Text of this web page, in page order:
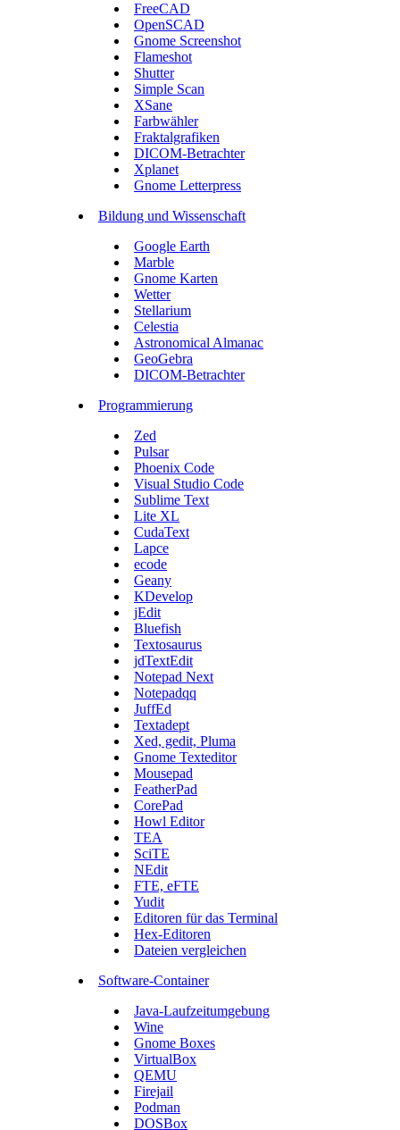
FreeCAD
OpenSCAD
Gnome Screenshot
Flameshot
Shutter
Simple Scan
XSane
Farbwähler
Fraktalgrafiken
DICOM-Betrachter
Xplanet
Gnome Letterpress
Bildung und Wissenschaft
Google Earth
Marble
Gnome Karten
Wetter
Stellarium
Celestia
Astronomical Almanac
GeoGebra
DICOM-Betrachter
Programmierung
Zed
Pulsar
Phoenix Code
Visual Studio Code
Sublime Text
Lite XL
CudaText
Lapce
ecode
Geany
KDevelop
jEdit
Bluefish
Textosaurus
jdTextEdit
Notepad Next
Notepadqq
JuffEd
Textadept
Xed, gedit, Pluma
Gnome Texteditor
Mousepad
FeatherPad
CorePad
Howl Editor
TEA
SciTE
NEdit
FTE, eFTE
Yudit
Editoren für das Terminal
Hex-Editoren
Dateien vergleichen
Software-Container
Java-Laufzeitumgebung
Wine
Gnome Boxes
VirtualBox
QEMU
Firejail
Podman
DOSBox